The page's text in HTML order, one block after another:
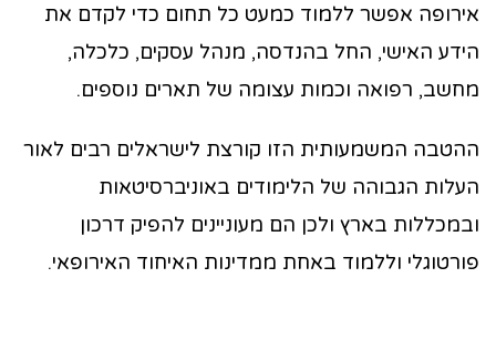
אירופה אפשר ללמוד כמעט כל תחום כדי לקדם את
הידע האישי, החל בהנדסה, מנהל עסקים, כלכלה,
מחשב, רפואה וכמות עצומה של תארים נוספים.
ההטבה המשמעותית הזו קורצת לישראלים רבים לאור
העלות הגבוהה של הלימודים באוניברסיטאות
ובמכללות בארץ ולכן הם מעוניינים להפיק דרכון
פורטוגלי וללמוד באחת ממדינות האיחוד האירופאי.